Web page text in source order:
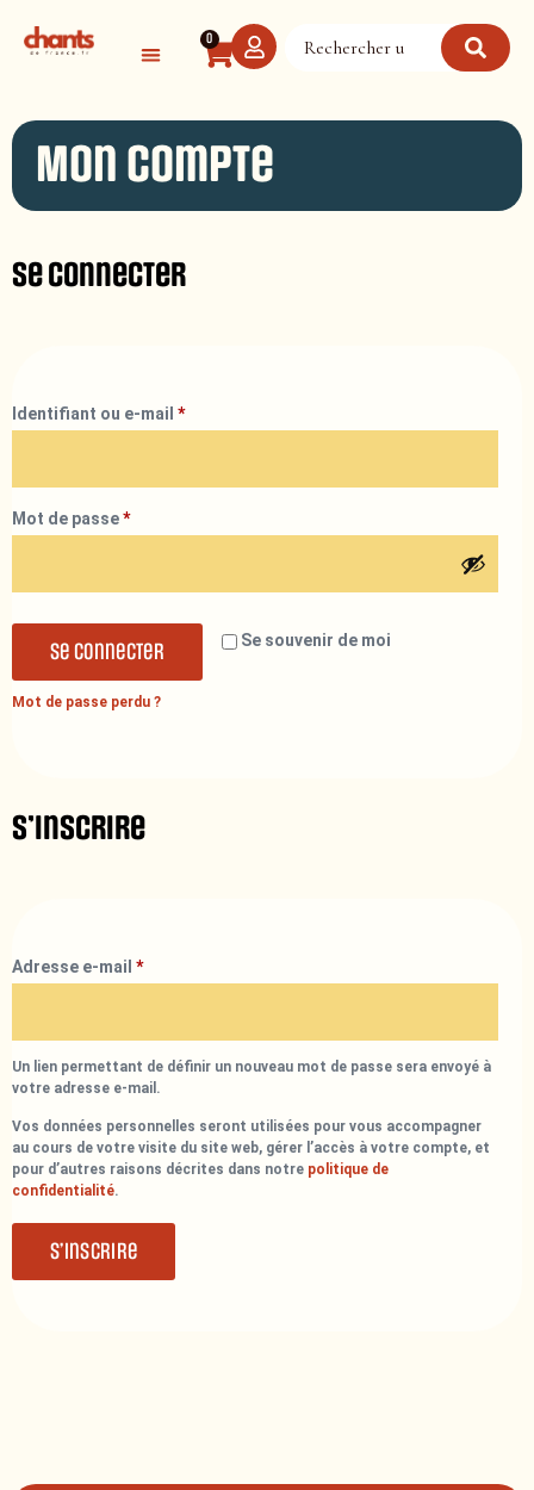
0
Mon compte
Se connecter
Identifiant ou e-mail *
Mot de passe*
Se souvenir de moi
Se connecter
Mot de passe perdu ?
S’inscrire
Adresse e-mail *
Un lien permettant de définir un nouveau mot de passe sera envoyé à
votre adresse e-mail.
Vos données personnelles seront utilisées pour vous accompagner
au cours de votre visite du site web, gérer l’accès à votre compte, et
pour d’autres raisons décrites dans notre politique de
confidentialité.
S’inscrire